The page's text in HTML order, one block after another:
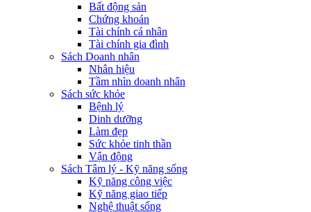
Bất động sản
Chứng khoán
Tài chính cá nhân
Tài chính gia đình
Sách Doanh nhân
Nhân hiệu
Tầm nhìn doanh nhân
Sách sức khỏe
Bệnh lý
Dinh dưỡng
Làm đẹp
Sức khỏe tinh thần
Vận động
Sách Tâm lý - Kỹ năng sống
Kỹ năng công việc
Kỹ năng giao tiếp
Nghệ thuật sống